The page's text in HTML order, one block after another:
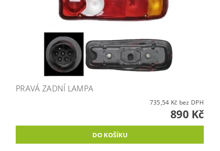
PRAVÁ ZADNÍ LAMPA
735,54 Kč bez DPH
890 Kč